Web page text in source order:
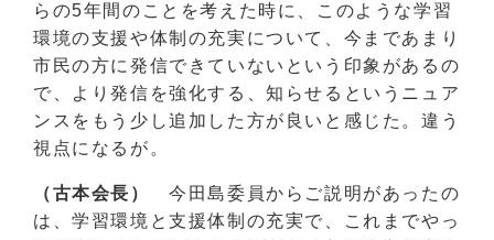
らの5年間のことを考えた時に、このような学習
環境の支援や体制の充実について、今まであまり
市民の方に発信できていないという印象があるの
で、より発信を強化する、知らせるというニュア
ンスをもう少し追加した方が良いと感じた。違う
視点になるが。
（古本会長）
今田島委員からご説明があったの
は、学習環境と支援体制の充実で、これまでやっ